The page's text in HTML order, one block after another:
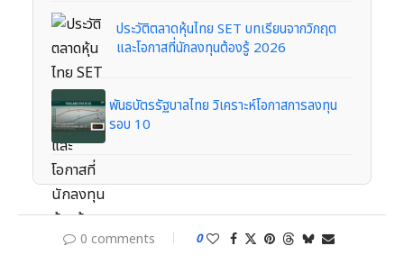
ประวัติตลาดหุ้นไทย SET บทเรียนจากวิกฤต
และโอกาสที่นักลงทุนต้องรู้ 2026
พันธบัตรรัฐบาลไทย วิเคราะห์โอกาสการลงทุน
รอบ 10
0 comments 0